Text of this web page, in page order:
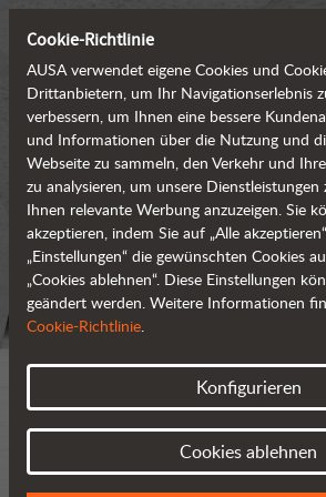
Cookie-Richtlinie
AUSA verwendet eigene Cookies und
Drittanbietern, um Ihr Navigationserlebnis
verbessern, um Ihnen eine bessere
und Informationen über die Nutzung und
Webseite zu sammeln, den Verkehr und
zu analysieren, um unsere Dienstleistungen
Ihnen relevante Werbung anzuzeigen. Sie
akzeptieren, indem Sie auf „Alle
„Einstellungen“ die gewünschten Cookies
„Cookies ablehnen“. Diese Einstellungen
geändert werden. Weitere Informationen
Cookie-Richtlinie.
Konfigurieren
Cookies ablehnen